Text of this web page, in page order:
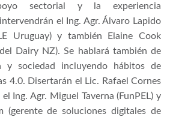
sectorial y la experiencia
el Ing. Agr. Álvaro Lapido
Uruguay) y también Elaine Cook
Dairy NZ). Se hablará también de
y sociedad incluyendo hábitos de
4.0. Disertarán el Lic. Rafael Cornes
Ing. Agr. Miguel Taverna (FunPEL) y
(gerente de soluciones digitales de